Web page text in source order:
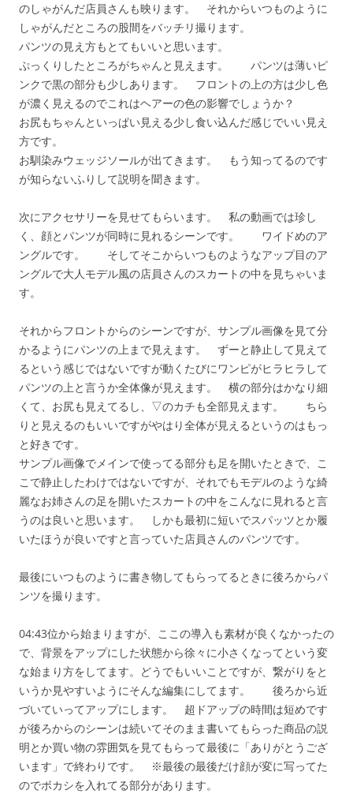
のしゃがんだ店員さんも映ります。 それからいつものように
しゃがんだところの股間をバッチリ撮ります。
パンツの見え方もとてもいいと思います。
ぷっくりしたところがちゃんと見えます。 パンツは薄いピ
ンクで黒の部分も少しあります。 フロントの上の方は少し色
が濃く見えるのでこれはヘアーの色の影響でしょうか？
お尻もちゃんといっぱい見える少し食い込んだ感じでいい見え
方です。
お馴染みウェッジソールが出てきます。 もう知ってるのです
が知らないふりして説明を聞きます。
次にアクセサリーを見せてもらいます。 私の動画では珍し
く、顔とパンツが同時に見れるシーンです。 ワイドめのア
ングルです。 そしてそこからいつものようなアップ目のア
ングルで大人モデル風の店員さんのスカートの中を見ちゃいま
す。
それからフロントからのシーンですが、サンプル画像を見て分
かるようにパンツの上まで見えます。 ずーと静止して見えて
るという感じではないですが動くたびにワンピがヒラヒラして
パンツの上と言うか全体像が見えます。 横の部分はかなり細
くて、お尻も見えてるし、▽のカチも全部見えます。 ちら
りと見えるのもいいですがやはり全体が見えるというのはもっ
と好きです。
サンプル画像でメインで使ってる部分も足を開いたときで、こ
こで静止したわけではないですが、それでもモデルのような綺
麗なお姉さんの足を開いたスカートの中をこんなに見れると言
うのは良いと思います。 しかも最初に短いでスパッツとか履
いたほうが良いですと言っていた店員さんのパンツです。
最後にいつものように書き物してもらってるときに後ろからパ
ンツを撮ります。
04:43位から始まりますが、ここの導入も素材が良くなかったの
で、背景をアップにした状態から徐々に小さくなってという変
な始まり方をしてます。どうでもいいことですが、繋がりをと
いうか見やすいようにそんな編集にしてます。 後ろから近
づいていってアップにします。 超ドアップの時間は短めです
が後ろからのシーンは続いてそのまま書いてもらった商品の説
明とか買い物の雰囲気を見てもらって最後に「ありがとうござ
います」で終わりです。 ※最後の最後だけ顔が変に写ってた
のでボカシを入れてる部分があります。